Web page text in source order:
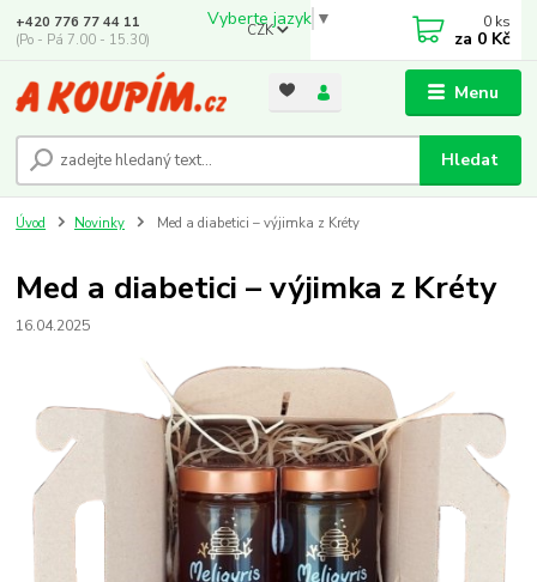
Vyberte jazyk ▼
Menu
CZK
Hledat
+420 776 77 44 11
(Po - Pá 7.00 - 15.30)
0 ks
za 0 Kč
Úvod Novinky Med a diabetici – výjimka z Kréty
Med a diabetici – výjimka z Kréty
16.04.2025